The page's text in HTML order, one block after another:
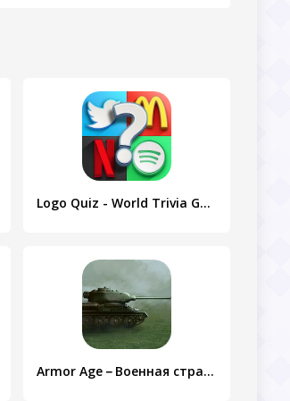
Logo Quiz - World Trivia Game
Armor Age－Военная стратегия